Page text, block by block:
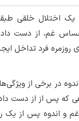
یک اختلال خلقی
غم، از دست
روزمره فرد تداخل
در برخی از
که پس از از دست
و اندوه پس از یک